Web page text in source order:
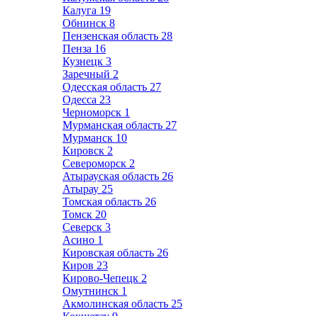
Калуга 19
Обнинск 8
Пензенская область 28
Пенза 16
Кузнецк 3
Заречный 2
Одесская область 27
Одесса 23
Черноморск 1
Мурманская область 27
Мурманск 10
Кировск 2
Североморск 2
Атырауская область 26
Атырау 25
Томская область 26
Томск 20
Северск 3
Асино 1
Кировская область 26
Киров 23
Кирово-Чепецк 2
Омутнинск 1
Акмолинская область 25